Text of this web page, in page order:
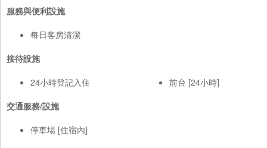
服務與便利設施
每日客房清潔
接待設施
24小時登記入住
前台 [24小時]
交通服務/設施
停車場 [住宿內]